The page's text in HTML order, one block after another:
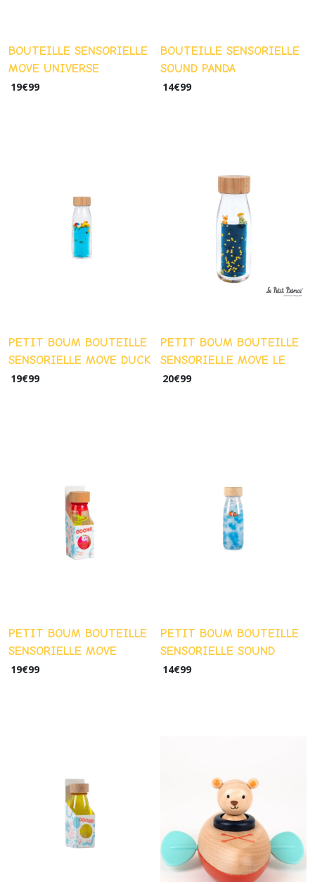
BOUTEILLE SENSORIELLE
MOVE UNIVERSE
19€99
BOUTEILLE SENSORIELLE
SOUND PANDA
14€99
PETIT BOUM BOUTEILLE
SENSORIELLE MOVE DUCK
19€99
PETIT BOUM BOUTEILLE
SENSORIELLE MOVE LE
PETIT PRINCE
20€99
PETIT BOUM BOUTEILLE
SENSORIELLE MOVE
SPIRAL
19€99
PETIT BOUM BOUTEILLE
SENSORIELLE SOUND
14€99
(30)
(4)
Bébé
Afficher
les